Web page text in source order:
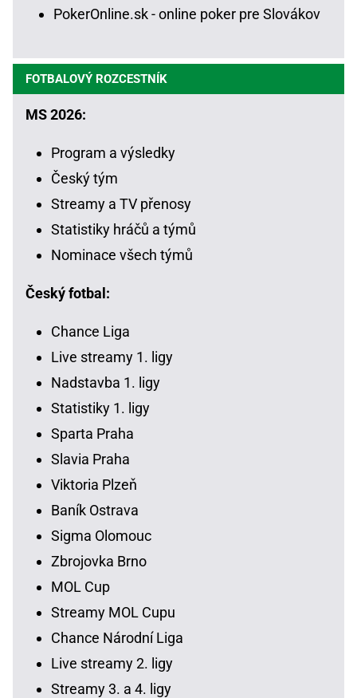
PokerOnline.sk - online poker pre Slovákov
FOTBALOVÝ ROZCESTNÍK
MS 2026:
Program a výsledky
Český tým
Streamy a TV přenosy
Statistiky hráčů a týmů
Nominace všech týmů
Český fotbal:
Chance Liga
Live streamy 1. ligy
Nadstavba 1. ligy
Statistiky 1. ligy
Sparta Praha
Slavia Praha
Viktoria Plzeň
Baník Ostrava
Sigma Olomouc
Zbrojovka Brno
MOL Cup
Streamy MOL Cupu
Chance Národní Liga
Live streamy 2. ligy
Streamy 3. a 4. ligy